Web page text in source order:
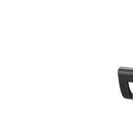
Сетевые
Смарт